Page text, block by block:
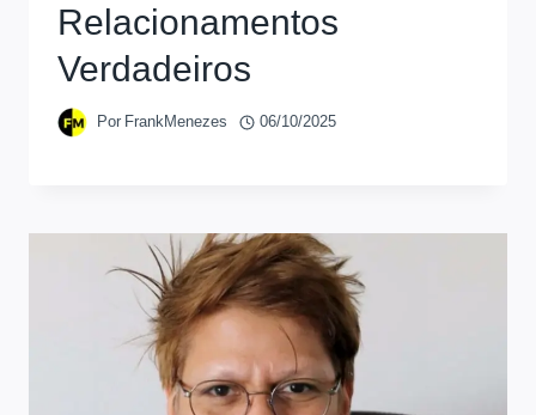
Relacionamentos
Verdadeiros
Por FrankMenezes 06/10/2025